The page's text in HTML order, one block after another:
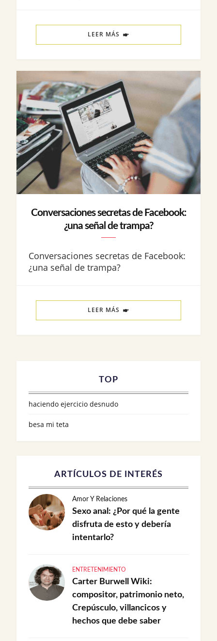
LEER MÁS
Conversaciones secretas de Facebook:
¿una señal de trampa?
Conversaciones secretas de Facebook:
¿una señal de trampa?
LEER MÁS
TOP
haciendo ejercicio desnudo
besa mi teta
ARTÍCULOS DE INTERÉS
Amor Y Relaciones
Sexo anal: ¿Por qué la gente
disfruta de esto y debería
intentarlo?
ENTRETENIMIENTO
Carter Burwell Wiki:
compositor, patrimonio neto,
Crepúsculo, villancicos y
hechos que debe saber